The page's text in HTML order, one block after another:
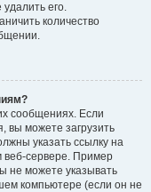
его.
количество
сообщениях. Если
вы можете загрузить
указать ссылку на
веб-сервере. Пример
не можете указывать
компьютере (если он не